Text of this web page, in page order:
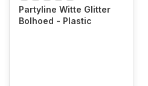
Partyline Witte Glitter
Bolhoed - Plastic